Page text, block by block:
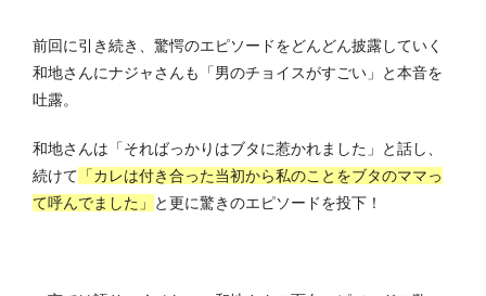
前回に引き続き、驚愕のエピソードをどんどん披露していく
和地さんにナジャさんも「男のチョイスがすごい」と本音を
吐露。
和地さんは「そればっかりはブタに惹かれました」と話し、
続けて 「カレは付き合った当初から私のことをブタのママっ
て呼んでました」
と更に驚きのエピソードを投下！